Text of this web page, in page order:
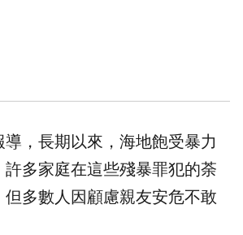
，長期以來，海地飽受暴力
多家庭在這些殘暴罪犯的荼
多數人因顧慮親友安危不敢